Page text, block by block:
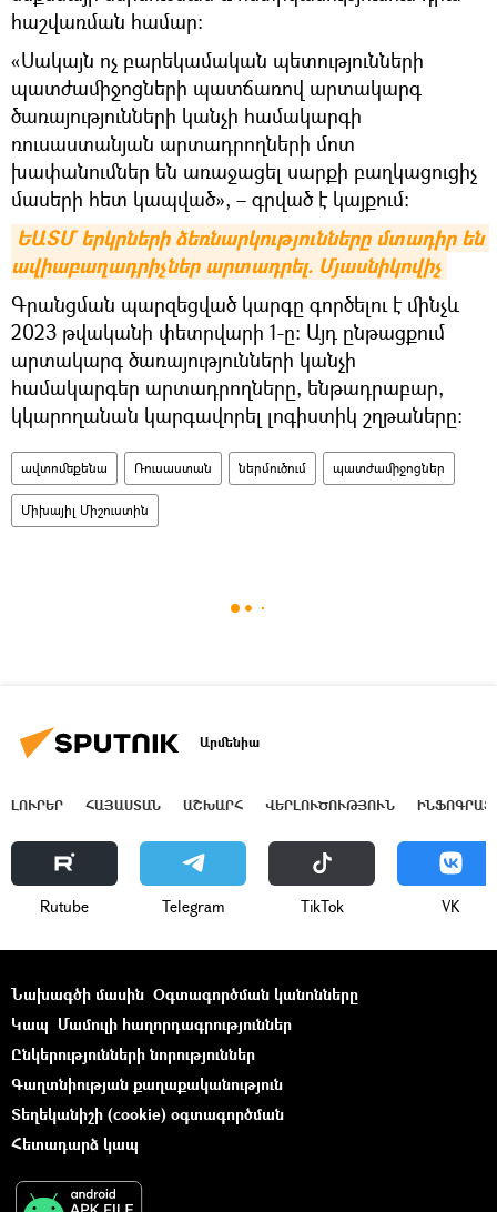
հաշվառման համար։
«Սակայն ոչ բարեկամական պետությունների
պատժամիջոցների պատճառով արտակարգ
ծառայությունների կանչի համակարգի
ռուսաստանյան արտադրողների մոտ
խափանումներ են առաջացել սարքի բաղկացուցիչ
մասերի հետ կապված», – գրված է կայքում։
ԵԱՏՄ երկրների ձեռնարկությունները մտադիր են
ավիաբաղադրիչներ արտադրել. Մյասնիկովիչ
Գրանցման պարզեցված կարգը գործելու է մինչև
2023 թվականի փետրվարի 1-ը։ Այդ ընթացքում
արտակարգ ծառայությունների կանչի
համակարգեր արտադրողները, ենթադրաբար,
կկարողանան կարգավորել լոգիստիկ շղթաները։
ավտոմեքենա Ռուսաստան ներմուծում պատժամիջոցներ
Միխայիլ Միշուստին
Արմենիա
ԼՈՒՐԵՐ ՀԱՅԱՍՏԱՆ ԱՇԽԱՐՀ ՎԵՐԼՈՒԾՈՒԹՅՈՒՆ
Rutube Telegram ТikТоk VK
Նախագծի մասին Օգտագործման կանոնները
Կապ Մամուլի հաղորդագրություններ
Ընկերությունների նորություններ
Գաղտնիության քաղաքականություն
Տեղեկանիշի (cookie) օգտագործման
Հետադարձ կապ